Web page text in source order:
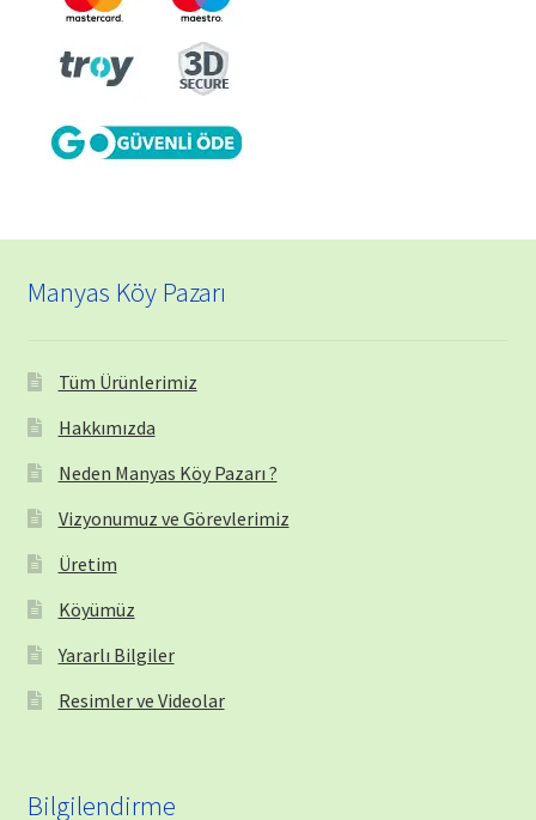
Manyas Köy Pazarı
Tüm Ürünlerimiz
Hakkımızda
Neden Manyas Köy Pazarı ?
Vizyonumuz ve Görevlerimiz
Üretim
Köyümüz
Yararlı Bilgiler
Resimler ve Videolar
Bilgilendirme